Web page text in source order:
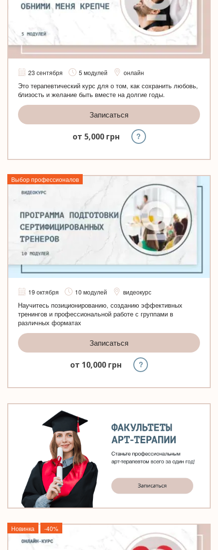
23 сентября 5 модулей онлайн
Это терапевтический курс для о том, как сохранить любовь,
близость и желание быть вместе на долгие годы.
Записаться
от 5,000 грн ?
Выбор профессионалов
19 октября 10 модулей видеокурс
Научитесь позиционированию, созданию эффективных
тренингов и профессиональной работе с группами в
различных форматах
Записаться
от 10,000 грн ?
Новинка -40%